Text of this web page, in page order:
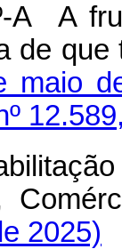
A A
de que
maio
2025)